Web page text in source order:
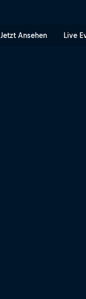
Jetzt Ansehen Live